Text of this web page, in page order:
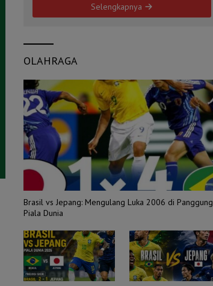
Selengkapnya
OLAHRAGA
Brasil vs Jepang: Mengulang Luka 2006 di Panggung
Piala Dunia